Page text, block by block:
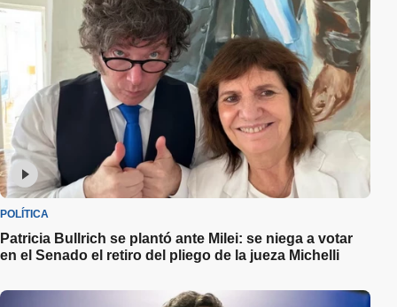
POLÍTICA
Patricia Bullrich se plantó ante Milei: se niega a votar
en el Senado el retiro del pliego de la jueza Michelli